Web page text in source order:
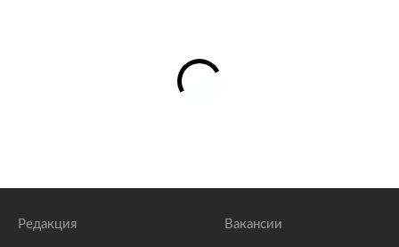
Редакция Вакансии